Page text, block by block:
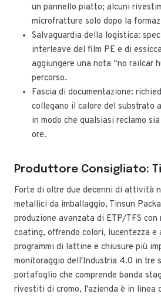
un pannello piatto; alcuni
microfratture solo dopo la
Salvaguardia della logistica:
interleave del film PE e di
aggiungere una nota “no railcar
percorso.
Fascia di documentazione:
collegano il calore del substrato
in modo che qualsiasi reclamo
ore.
Produttore Consigliato:
Forte di oltre due decenni di attività
metallici da imballaggio, Tinsun
produzione avanzata di ETP/TFS
coating, offrendo colori, lucentezza e
programmi di lattine e chiusure più
monitoraggio dell'Industria 4.0 in tre
portafoglio che comprende banda
rivestiti di cromo, l'azienda è in linea